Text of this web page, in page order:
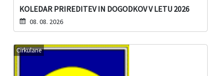
KOLEDAR PRIREDITEV IN DOGODKOV V LETU 2026
08. 08. 2026
Cirkulane